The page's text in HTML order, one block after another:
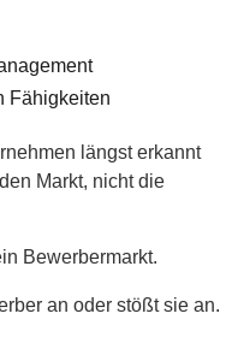
Fähigkeiten
längst erkannt
Markt, nicht die
Bewerbermarkt.
an oder stößt sie an.